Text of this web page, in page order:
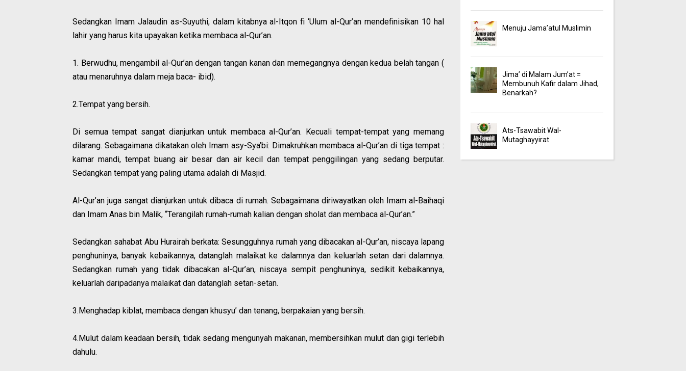
Sedangkan Imam Jalaudin as-Suyuthi, dalam kitabnya al-Itqon fi ‘Ulum al-Qur’an mendefinisikan 10 hal
lahir yang harus kita upayakan ketika membaca al-Qur’an.
1. Berwudhu, mengambil al-Qur’an dengan tangan kanan dan memegangnya dengan kedua belah tangan (
atau menaruhnya dalam meja baca- ibid).
2.Tempat yang bersih.
Di semua tempat sangat dianjurkan untuk membaca al-Qur’an. Kecuali tempat-tempat yang memang
dilarang. Sebagaimana dikatakan oleh Imam asy-Sya’bi: Dimakruhkan membaca al-Qur’an di tiga tempat :
kamar mandi, tempat buang air besar dan air kecil dan tempat penggilingan yang sedang berputar.
Sedangkan tempat yang paling utama adalah di Masjid.
Al-Qur’an juga sangat dianjurkan untuk dibaca di rumah. Sebagaimana diriwayatkan oleh Imam al-Baihaqi
dan Imam Anas bin Malik, “Terangilah rumah-rumah kalian dengan sholat dan membaca al-Qur’an.”
Sedangkan sahabat Abu Hurairah berkata: Sesungguhnya rumah yang dibacakan al-Qur’an, niscaya lapang
penghuninya, banyak kebaikannya, datanglah malaikat ke dalamnya dan keluarlah setan dari dalamnya.
Sedangkan rumah yang tidak dibacakan al-Qur’an, niscaya sempit penghuninya, sedikit kebaikannya,
keluarlah daripadanya malaikat dan datanglah setan-setan.
3.Menghadap kiblat, membaca dengan khusyu’ dan tenang, berpakaian yang bersih.
4.Mulut dalam keadaan bersih, tidak sedang mengunyah makanan, membersihkan mulut dan gigi terlebih
dahulu.
Menuju Jama’atul Muslimin
Jima’ di Malam Jum’at =
Membunuh Kafir dalam Jihad,
Benarkah?
Ats-Tsawabit Wal-
Mutaghayyirat